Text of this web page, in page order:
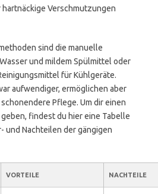
Verschmutzungen
sind die manuelle
und mildem Spülmittel oder
für Kühlgeräte.
aufwendiger, ermöglichen aber
Pflege. Um dir einen
findest du hier eine Tabelle
und Nachteilen der gängigen
VORTEILE NACHTEILE